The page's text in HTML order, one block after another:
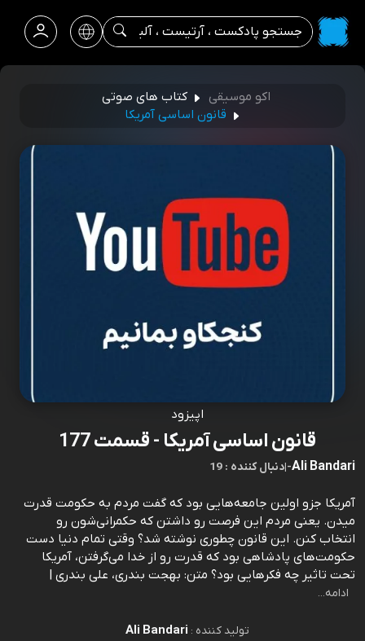
اکو موسیقی
کتاب های صوتی
قانون اساسی آمریکا
اپیزود
قانون اساسی آمریکا - قسمت 177
Ali Bandari
-
|19 : دنبال کننده
آمریکا جزو اولین جامعه‌هایی بود که گفت مردم به حکومت قدرت
میدن. یعنی مردم این فرصت رو داشتن که حکمرانی‌شون رو
انتخاب کنن. این قانون چطوری نوشته شد؟ وقتی تمام دنیا دست
حکومت‌های پادشاهی بود که قدرت رو از خدا می‌گرفتن، آمریکا
تحت تاثیر چه فکرهایی بود؟ متن: بهجت بندری، علی بندری |
ادامه...
تولید کننده : Ali Bandari